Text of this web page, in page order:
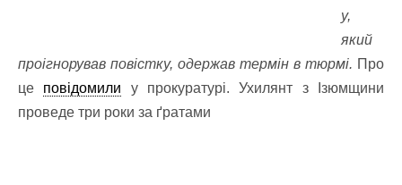
у,
який
проігнорував повістку, одержав термін в тюрмі. Про
це повідомили у прокуратурі. Ухилянт з Ізюмщини
проведе три роки за ґратами